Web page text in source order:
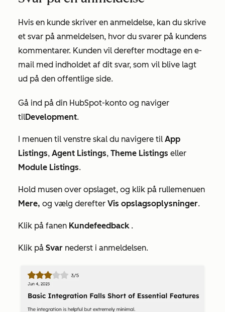
Hvis en kunde skriver en anmeldelse, kan du skrive
et svar på anmeldelsen, hvor du svarer på kundens
kommentarer. Kunden vil derefter modtage en e-
mail med indholdet af dit svar, som vil blive lagt
ud på den offentlige side.
Gå ind på din HubSpot-konto og naviger
tilDevelopment.
I menuen til venstre skal du navigere til App
Listings, Agent Listings, Theme Listings eller
Module Listings.
Hold musen over opslaget, og klik på rullemenuen
Mere, og vælg derefter Vis opslagsoplysninger.
Klik på fanen Kundefeedback .
Klik på Svar nederst i anmeldelsen.